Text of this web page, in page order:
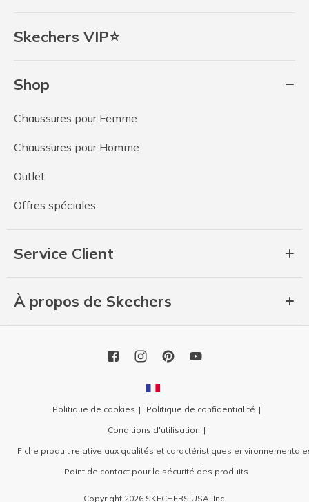
Skechers VIP⭐
Shop
Chaussures pour Femme
Chaussures pour Homme
Outlet
Offres spéciales
Service Client
À propos de Skechers
Politique de cookies
Politique de confidentialité
Conditions d'utilisation
Fiche produit relative aux qualités et caractéristiques
Point de contact pour la sécurité des produits
Copyright 2026 SKECHERS USA, Inc.